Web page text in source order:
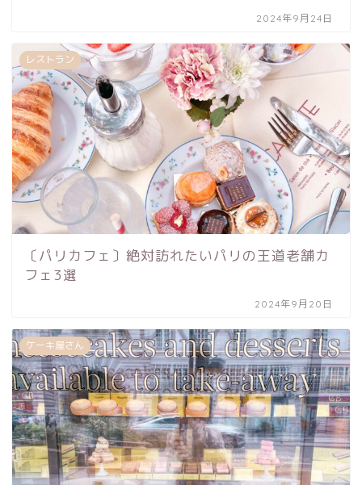
2024年9月24日
レストラン
〔パリカフェ〕絶対訪れたいパリの王道老舗カ
フェ3選
2024年9月20日
ケーキ屋さん